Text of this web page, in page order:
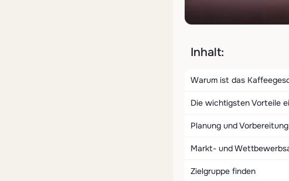
Inhalt:
Warum ist das
Die wichtigsten Vorteile
Planung und Vorbereitung
Markt- und
Zielgruppe finden